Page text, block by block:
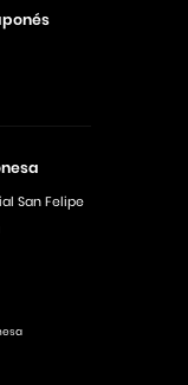
San Felipe